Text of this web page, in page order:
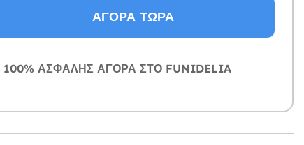
ΑΓΟΡΆ ΤΏΡΑ
100% ΑΣΦΑΛΉΣ ΑΓΟΡΆ ΣΤΟ FUNIDELIA